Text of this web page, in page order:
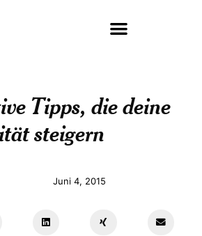
Tipps, die deine
steigern
Juni 4, 2015